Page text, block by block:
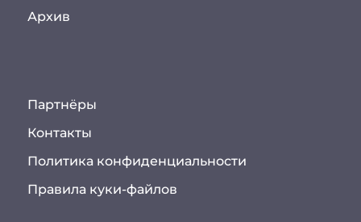
Архив
Партнёры
Контакты
Политика конфиденциальности
Правила куки-файлов